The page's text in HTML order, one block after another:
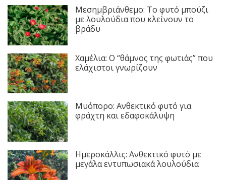
Μεσημβριάνθεμο: Το φυτό μπούζι
με λουλούδια που κλείνουν το
βράδυ
Χαμέλια: Ο “θάμνος της φωτιάς” που
ελάχιστοι γνωρίζουν
Μυόπορο: Ανθεκτικό φυτό για
φράχτη και εδαφοκάλυψη
Ημεροκάλλις: Ανθεκτικό φυτό με
μεγάλα εντυπωσιακά λουλούδια